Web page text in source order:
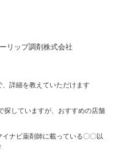
リップ調剤株式会社
、詳細を教えていただけます
探していますが、おすすめの店舗
イナビ薬剤師に載っている〇〇以